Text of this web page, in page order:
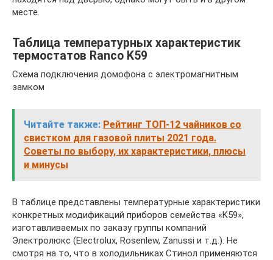
месте.
Таблица температурных характеристик
термостатов Ranco K59
Схема подключения домофона с электромагнитным
замком
Читайте также: Рейтинг ТОП-12 чайников со
свистком для газовой плиты 2021 года.
Советы по выбору, их характеристики, плюсы
и минусы
В таблице представлены температурные характеристики
конкретных модификаций приборов семейства «K59»,
изготавливаемых по заказу группы компаний
Электролюкс (Electrolux, Rosenlew, Zanussi и т.д.). Не
смотря на то, что в холодильниках Стинол применяются